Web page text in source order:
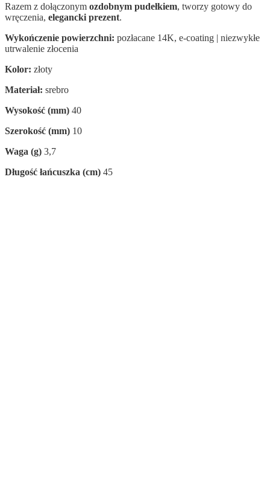
Razem z dołączonym ozdobnym pudełkiem, tworzy gotowy do
wręczenia, elegancki prezent.
Wykończenie powierzchni: pozłacane 14K, e-coating | niezwykłe
utrwalenie złocenia
Kolor: złoty
Materiał: srebro
Wysokość (mm) 40
Szerokość (mm) 10
Waga (g) 3,7
Długość łańcuszka (cm) 45